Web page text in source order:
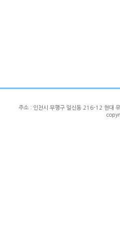
주소 : 인천시 부평구 일신동 216-12 현